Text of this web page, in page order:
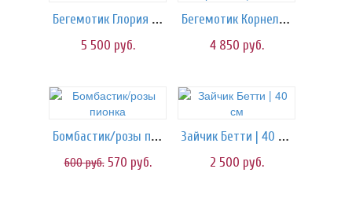
Бегемотик Глория | 80 см
5 500 руб.
Бегемотик Корнелий | 60 см
4 850 руб.
Бомбастик/розы пионка
600руб. 570 руб.
Зайчик Бетти | 40 см
2 500 руб.